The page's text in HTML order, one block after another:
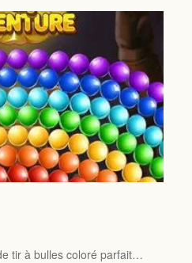
tir à bulles coloré parfait…